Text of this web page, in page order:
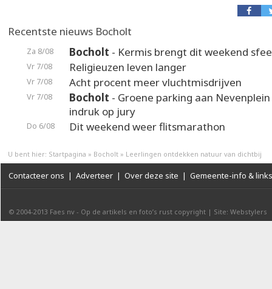
Recentste nieuws Bocholt
Za 8/08 Bocholt - Kermis brengt dit weekend
Vr 7/08 Religieuzen leven langer
Vr 7/08 Acht procent meer vluchtmisdrijven
Vr 7/08 Bocholt - Groene parking aan
indruk op jury
Do 6/08 Dit weekend weer flitsmarathon
U bent hier: Startpagina » Bocholt » Leerlingen ontdekken natuur van dichtbij
Contacteer ons | Adverteer | Over deze site | Gemeente-info & links
© 2004-2013 Faes nv - Op de artikels en foto’s rust copyright | Site: Webstylers